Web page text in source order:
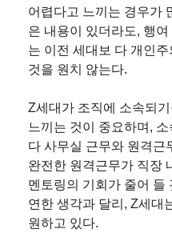
어렵다고 느끼는 경우가
은 내용이 있더라도, 행
는 이전 세대보 다 개인
것을 원치 않는다.
Z세대가 조직에 소속되
느끼는 것이 중요하며,
다 사무실 근무와 원격근
완전한 원격근무가 직장
멘토링의 기회가 줄어 들
연한 생각과 달리, Z세대
원하고 있다.